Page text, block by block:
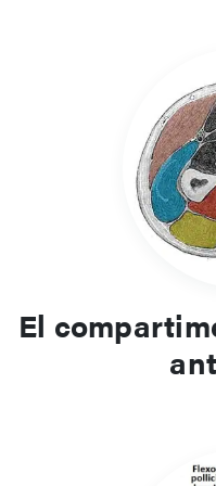
El